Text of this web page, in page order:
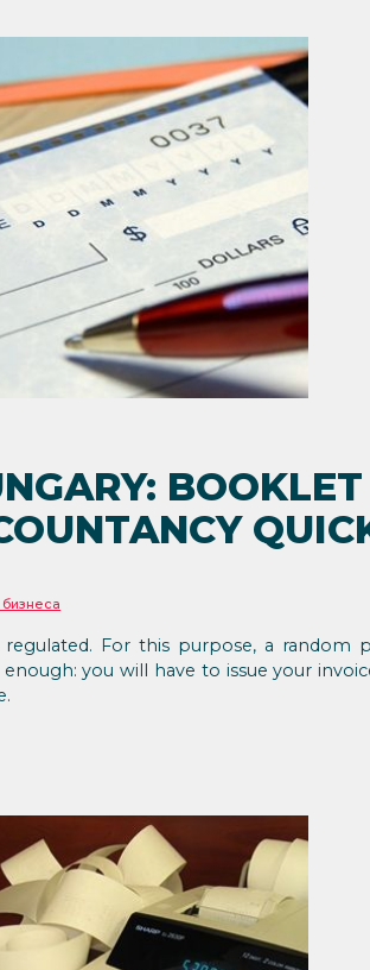
BOOKLET
regulated. For this purpose, a random
you will have to issue your